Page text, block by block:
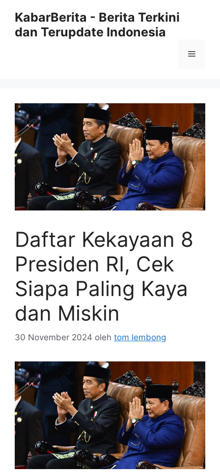
KabarBerita - Berita Terkini
dan Terupdate Indonesia
Menu
Daftar Kekayaan 8
Presiden RI, Cek
Siapa Paling Kaya
dan Miskin
30 November 2024 oleh tom lembong